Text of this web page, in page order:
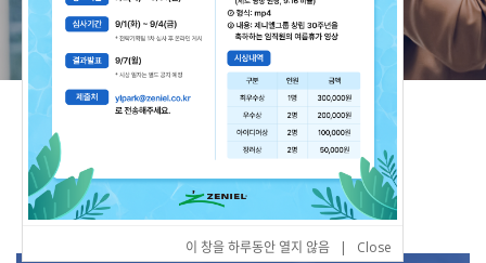
이 창을 하루동안 열지 않음 | Close
SCROLL DOWN
BUSINESS
제니엘의 다양한 사업분야를 소개합니다.